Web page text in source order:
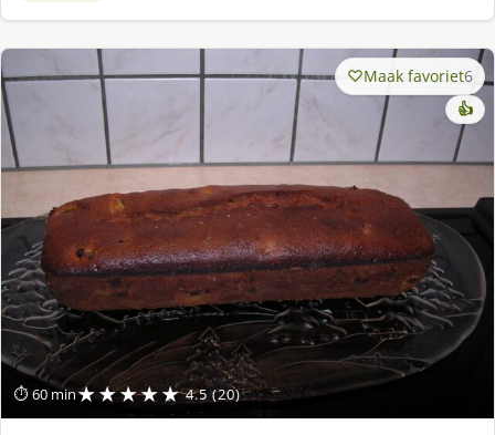
⏱ 60 min★★★★★ 4.5 (20)
Maak favoriet6
👍